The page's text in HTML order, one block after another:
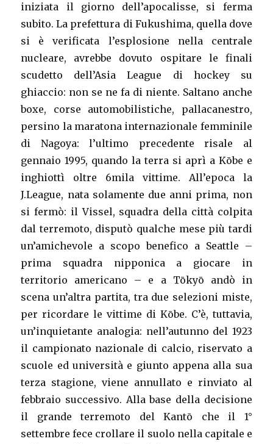
iniziata il giorno dell’apocalisse, si ferma
subito. La prefettura di Fukushima, quella dove
si è verificata l’esplosione nella centrale
nucleare, avrebbe dovuto ospitare le finali
scudetto dell’Asia League di hockey su
ghiaccio: non se ne fa di niente. Saltano anche
boxe, corse automobilistiche, pallacanestro,
persino la maratona internazionale femminile
di Nagoya: l’ultimo precedente risale al
gennaio 1995, quando la terra si aprì a Kōbe e
inghiottì oltre 6mila vittime. All’epoca la
J.League, nata solamente due anni prima, non
si fermò: il Vissel, squadra della città colpita
dal terremoto, disputò qualche mese più tardi
un’amichevole a scopo benefico a Seattle –
prima squadra nipponica a giocare in
territorio americano – e a Tōkyō andò in
scena un’altra partita, tra due selezioni miste,
per ricordare le vittime di Kōbe. C’è, tuttavia,
un’inquietante analogia: nell’autunno del 1923
il campionato nazionale di calcio, riservato a
scuole ed università e giunto appena alla sua
terza stagione, viene annullato e rinviato al
febbraio successivo. Alla base della decisione
il grande terremoto del Kantō che il 1°
settembre fece crollare il suolo nella capitale e